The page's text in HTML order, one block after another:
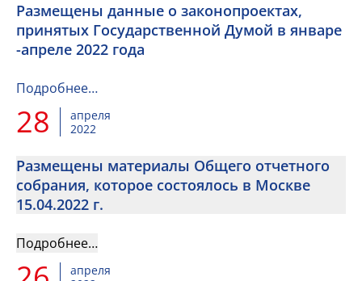
Размещены данные о законопроектах,
принятых Государственной Думой в январе
-апреле 2022 года
Подробнее…
28
апреля
2022
Размещены материалы Общего отчетного
собрания, которое состоялось в Москве
15.04.2022 г.
Подробнее…
апреля